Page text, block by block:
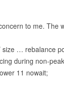
to me. The
… rebalance
during non-
11 nowait;